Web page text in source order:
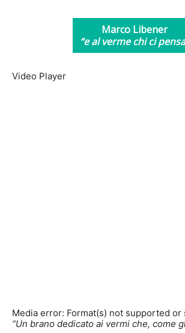
Marco Libener
“e al verme chi ci
Video Player
Media error: Format(s) not supported
“Un brano dedicato ai vermi che, come